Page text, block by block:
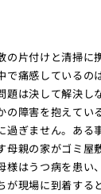
の片付けと清掃に
で痛感しているの
は決して解決し
の障害を抱えてい
ぎません。ある
母親の家がゴミ屋
様はうつ病を患い
が現場に到着する